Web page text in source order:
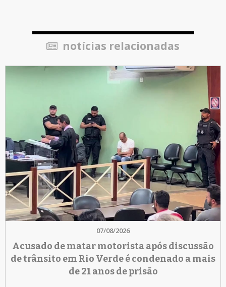
notícias relacionadas
07/08/2026
Acusado de matar motorista após discussão
de trânsito em Rio Verde é condenado a mais
de 21 anos de prisão